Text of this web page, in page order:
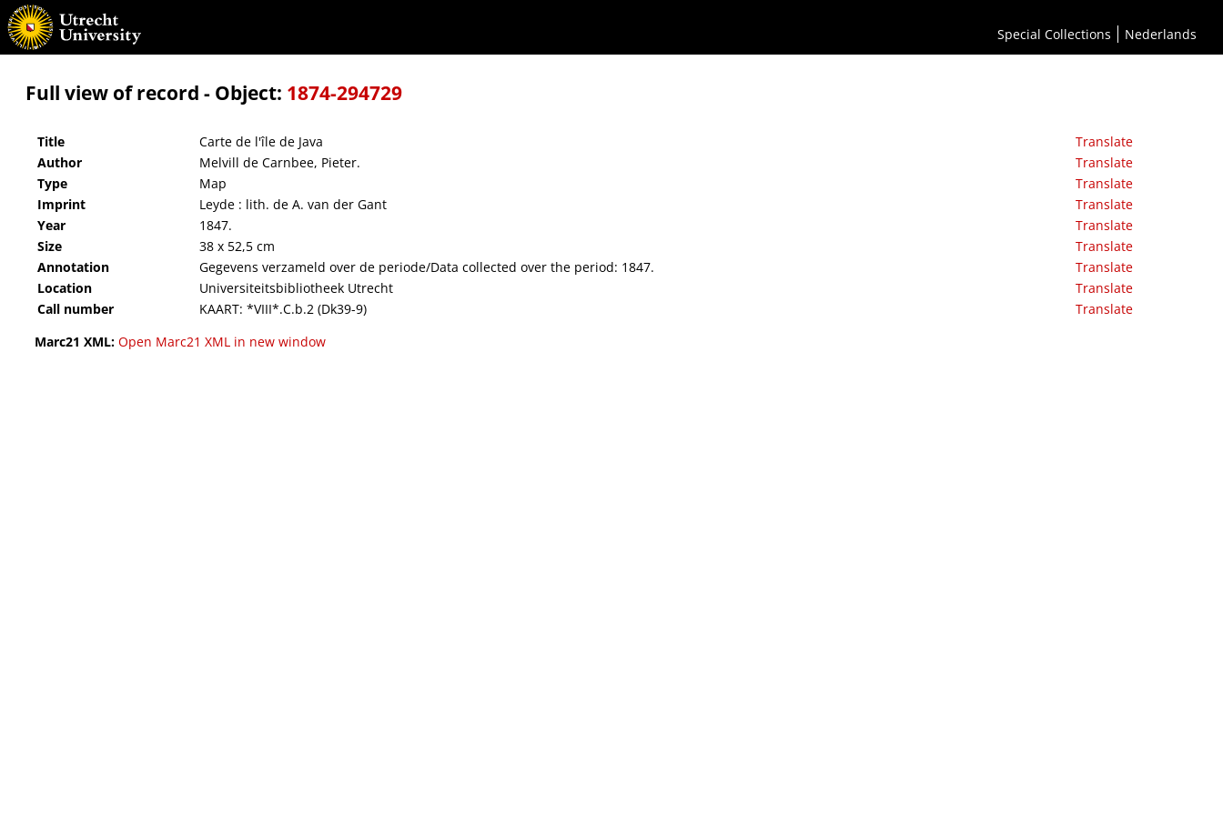
Special Collections Nederlands
Carte de l'île de Java
Full view of record - Object: 1874-294729
Title Carte de l'île de Java
Translate
Author
Melvill de Carnbee, Pieter.
Translate
Type
Map
Translate
Imprint
Leyde : lith. de A. van der Gant
Translate
Year
1847.
Translate
Size
38 x 52,5 cm
Translate
Annotation
Gegevens verzameld over de periode/Data collected over the period: 1847.
Translate
Location
Universiteitsbibliotheek Utrecht
Translate
Call number
KAART: *VIII*.C.b.2 (Dk39-9)
Translate
Marc21 XML: Open Marc21 XML in new window